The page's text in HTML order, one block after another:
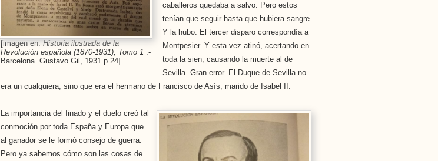
[imagen en:Historia ilustrada de la
Revolución española (1870-1931), Tomo 1 .-
Barcelona. Gustavo Gil, 1931 p.24]
caballeros quedaba a salvo. Pero estos
tenían que seguir hasta que hubiera sangre.
Y la hubo. El tercer disparo correspondía a
Montpesier. Y esta vez atinó, acertando en
toda la sien, causando la muerte al de
Sevilla. Gran error. El Duque de Sevilla no
era un cualquiera, sino que era el hermano de Francisco de Asís, marido de Isabel II.
La importancia del finado y el duelo creó tal
conmoción por toda España y Europa que
al ganador se le formó consejo de guerra.
Pero ya sabemos cómo son las cosas de